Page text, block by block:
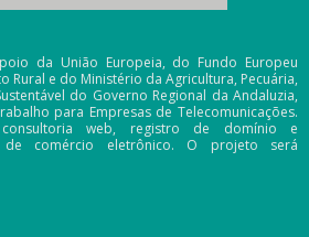
da União Europeia, do Fundo Europeu
Rural e do Ministério da Agricultura, Pecuária,
do Governo Regional da Andaluzia,
para Empresas de Telecomunicações.
web, registro de domínio e
de comércio eletrônico. O projeto será